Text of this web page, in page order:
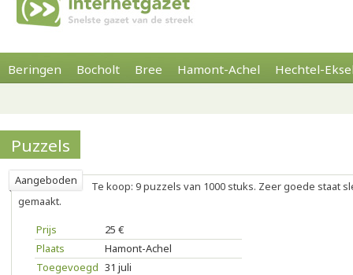
Beringen Bocholt Bree Hamont-Achel Hechtel-
Puzzels
Aangeboden
Te koop: 9 puzzels van 1000 stuks. Zeer goede staat
gemaakt.
Prijs
25 €
Plaats
Hamont-Achel
Toegevoegd 31 juli